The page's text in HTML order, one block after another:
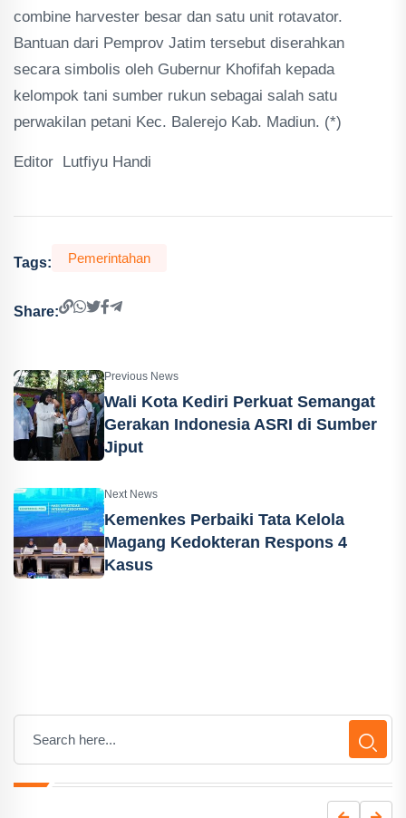
combine harvester besar dan satu unit rotavator.
Bantuan dari Pemprov Jatim tersebut diserahkan
secara simbolis oleh Gubernur Khofifah kepada
kelompok tani sumber rukun sebagai salah satu
perwakilan petani Kec. Balerejo Kab. Madiun. (*)
Editor Lutfiyu Handi
Tags: Pemerintahan
Share:
Previous News
Wali Kota Kediri Perkuat Semangat
Gerakan Indonesia ASRI di Sumber
Jiput
Next News
Kemenkes Perbaiki Tata Kelola
Magang Kedokteran Respons 4
Kasus